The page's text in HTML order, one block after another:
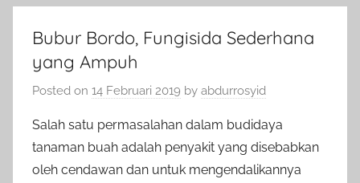
Bubur Bordo, Fungisida Sederhana
yang Ampuh
Posted on 14 Februari 2019 by abdurrosyid
Salah satu permasalahan dalam budidaya
tanaman buah adalah penyakit yang disebabkan
oleh cendawan dan untuk mengendalikannya